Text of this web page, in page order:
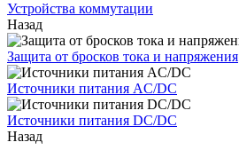
Устройства коммутации
Назад
Защита от бросков тока и напряжения
Источники питания AC/DC
Источники питания DC/DC
Назад